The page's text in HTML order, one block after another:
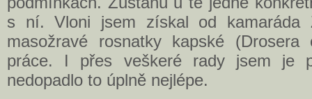
s ní. Vloni jsem získal od kamaráda
masožravé rosnatky kapské
práce. I přes veškeré rady jsem je
nedopadlo to úplně nejlépe.